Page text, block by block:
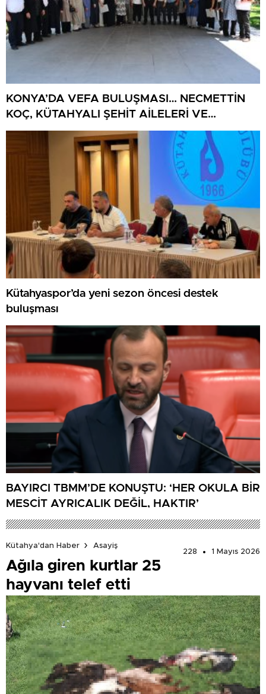
KONYA’DA VEFA BULUŞMASI… NECMETTİN
KOÇ, KÜTAHYALI ŞEHİT AİLELERİ VE
GAZİLERİ AĞIRLADI
Kütahyaspor’da yeni sezon öncesi destek
buluşması
BAYIRCI TBMM’DE KONUŞTU: ‘HER OKULA BİR
MESCİT AYRICALIK DEĞİL, HAKTIR’
Kütahya'dan Haber
Asayiş
228
1 Mayıs 2026
Ağıla giren kurtlar 25
hayvanı telef etti